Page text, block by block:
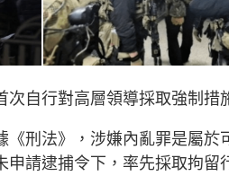
自行對高層領導採取強制措
《刑法》，涉嫌內亂罪是屬
請逮捕令下，率先採取拘留